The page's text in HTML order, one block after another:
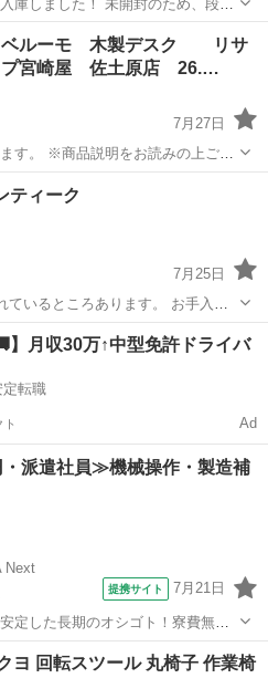
未開封のため、段ボ
をサポートするメッシュ素材のオ
オフィス
ベルーモ 木製デスク リサ
プ宮崎屋 佐土原店 26.…
7月27日
す。 ※商品説明をお読みの上ご納
オフィス用家具
ティーク
7月25日
具
】月収30万↑中型免許ドライバ
定転職
ト Ad
派遣社員≫機械操作・製造補
Next
提携サイト 7月21日
定した長期のオシゴト！寮費無料
男性活躍中★未経験活躍中！高時
その他
ヨ 回転スツール 丸椅子 作業椅